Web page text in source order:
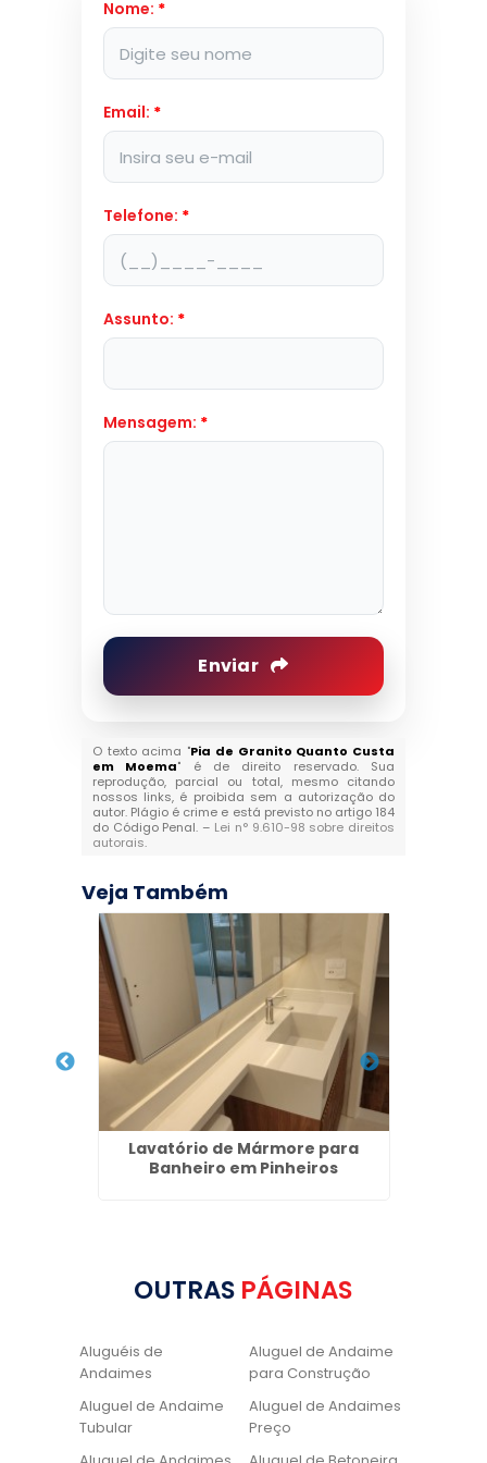
Nome: *
Email: *
Telefone: *
Assunto: *
Mensagem: *
Enviar
O texto acima "Pia de Granito Quanto Custa
em Moema" é de direito reservado. Sua
reprodução, parcial ou total, mesmo citando
nossos links, é proibida sem a autorização do
autor. Plágio é crime e está previsto no artigo 184
do Código Penal. – Lei n° 9.610-98 sobre direitos
autorais.
Veja Também
Lavatório de Mármore para
Banheiro em Pinheiros
OUTRAS PÁGINAS
Aluguéis de
Andaimes
Aluguel de Andaime
para Construção
Aluguel de Andaime
Tubular
Aluguel de Andaimes
Preço